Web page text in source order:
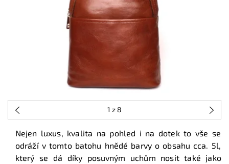
1 z 8
Nejen luxus, kvalita na pohled i na dotek to vše se
odráží v tomto batohu hnědé barvy o obsahu cca. 5l,
který se dá díky posuvným uchům nosit také jako